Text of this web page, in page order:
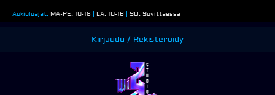
sisältöön
Aukioloajat: MA-PE: 10-18 | LA: 10-16 | SU: Sovittaessa
Kirjaudu / Rekisteröidy